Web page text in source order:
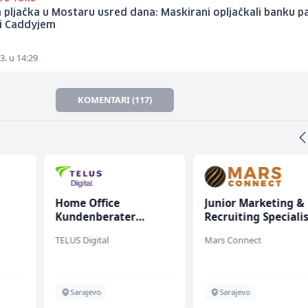
pljačka u Mostaru usred dana: Maskirani opljačkali banku
Caddyjem
u 14:29
KOMENTARI (117)
Home Office
Kundenberater
TELUS Digital
Sarajevo
Junior Marketing &
Recruiting
Mars Connect
Sarajevo